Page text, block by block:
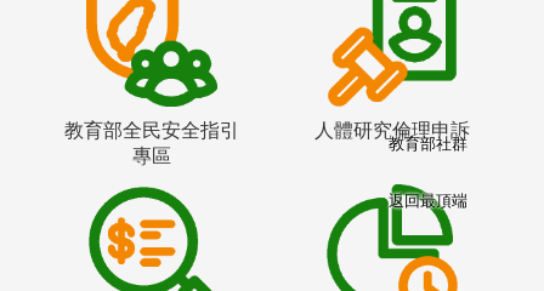
教育部全民安全指引
專區
人體研究倫理申訴
教育部社群
返回最頂端